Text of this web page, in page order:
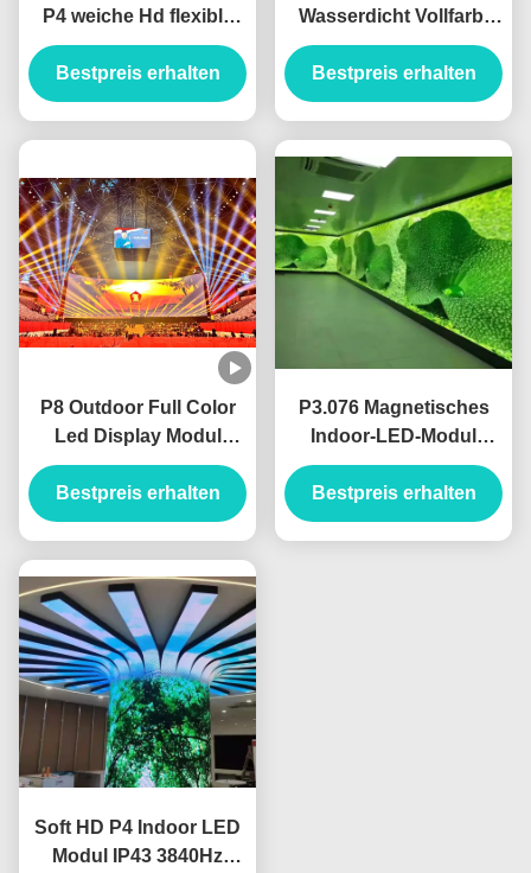
P4 weiche Hd flexible
farbenreiche geführte
62500 Punkte/Sqm
Bestpreis erhalten
Wasserdicht Vollfarb-
LED-Display-Modul
8mm SMD3535 IP65
Bestpreis erhalten
P8 Outdoor Full Color
Led Display Modul
Bildschirm für
Flughafen Highway
Command Center
Bestpreis erhalten
P3.076 Magnetisches
Indoor-LED-Modul
320x160mm SMD2020
HD RGB Vollfarbe LED-
Display Vollfarb-LED-
Bestpreis erhalten
Soft HD P4 Indoor LED
Modul IP43 3840Hz